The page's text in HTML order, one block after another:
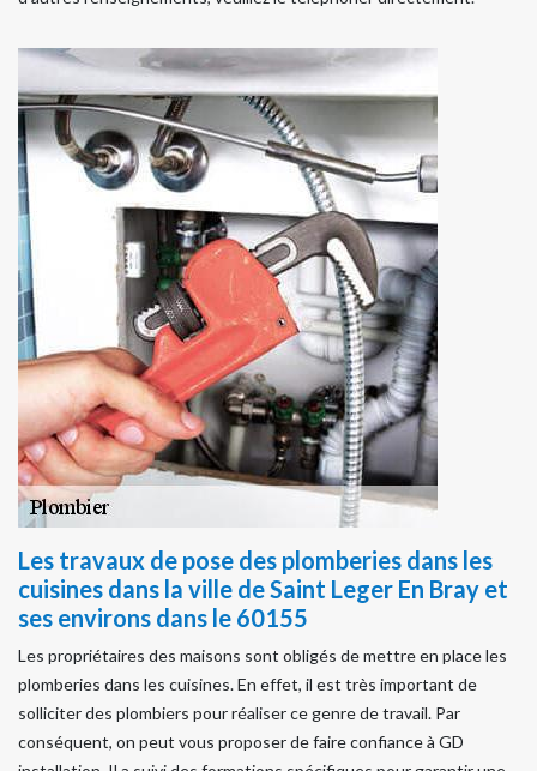
Les travaux de pose des plomberies dans les
cuisines dans la ville de Saint Leger En Bray et
ses environs dans le 60155
Les propriétaires des maisons sont obligés de mettre en place les
plomberies dans les cuisines. En effet, il est très important de
solliciter des plombiers pour réaliser ce genre de travail. Par
conséquent, on peut vous proposer de faire confiance à GD